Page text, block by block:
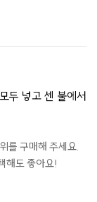
두 넣고 센 불에서
를 구매해 주세요.
해도 좋아요!